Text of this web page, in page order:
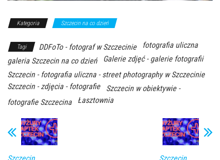
Kategoria Szczecin na co dzień
Tagi DDFoTo - fotograf w Szczecinie
fotografia uliczna
galeria Szczecin na co dzień
Galerie zdjęć - galerie fotografii
Szczecin - fotografia uliczna - street photography w Szczecinie
Szczecin - zdjęcia - fotografie
Szczecin w obiektywie -
fotografie Szczecina
Łasztownia